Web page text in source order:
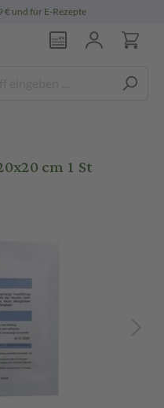
€ und für E-Rezepte
cm 1 St